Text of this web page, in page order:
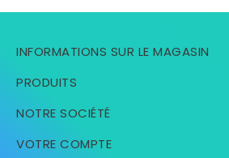
INFORMATIONS SUR LE MAGASIN
PRODUITS
NOTRE SOCIÉTÉ
VOTRE COMPTE